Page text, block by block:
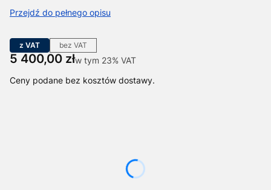
Przejdź do pełnego opisu
z VAT bez VAT
Cena
5 400,00 złw tym 23% VAT
w tym 23% VAT
Ceny podane bez kosztów dostawy.